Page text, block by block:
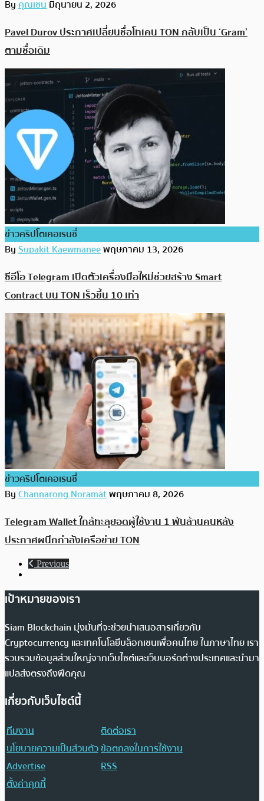
Byคุณเชนมิถุนายน 2, 2026
Pavel Durov ประกาศเปลี่ยนชื่อโทเคน TON กลับเป็น ‘Gram’
ตามชื่อเดิม
ข่าวคริปโตเคอเรนซี่
BySupakit Kaewmaneeพฤษภาคม 13, 2026
ซีอีโอ Telegram เปิดตัวเครื่องมือใหม่ช่วยสร้าง Smart
Contract บน TON เร็วขึ้น 10 เท่า
ข่าวคริปโตเคอเรนซี่
ByChannarong Noramatพฤษภาคม 8, 2026
Telegram Wallet ใกล้ทะลุยอดผู้ใช้งาน 1 พันล้านคนหลัง
ประกาศผนึกกำลังเครือข่าย TON
Previous
เป้าหมายของเรา
Siam Blockchain มุ่งมั่นที่จะช่วยนำเสนอสารเกี่ยวกับ
Cryptocurrency และเทคโนโลยีบล็อกเชนเพื่อคนไทย ในภาษาไทย เรา
รวบรวมข้อมูลส่วนใหญ่จากเว็บไซต์และเว็บบอร์ดต่างประเทศและนำมา
แปลส่งตรงถึงฟีดคุณ
เกี่ยวกับเว็บไซต์นี้
ทีมงาน
ติดต่อเรา
นโยบายความเป็นส่วนตัวข้อตกลงในการใช้งาน
Advertise
RSS
ตั้งค่าคุกกี้